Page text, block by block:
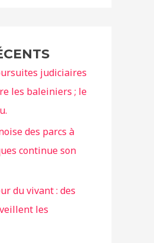
judiciaires
les baleiniers ; le
des parcs à
continue son
du vivant : des
les